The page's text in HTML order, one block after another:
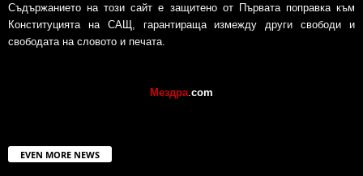
Съдържанието на този сайт е защитено от Първата поправка към
Конституцията на САЩ, гарантираща измежду други свободи и
свободата на словото и печата.
Мездра com
EVEN MORE NEWS